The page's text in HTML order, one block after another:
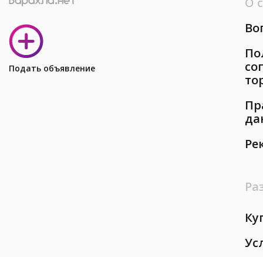
Подать объявление